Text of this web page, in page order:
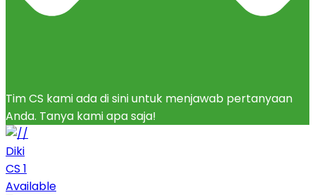
Tim CS kami ada di sini untuk menjawab pertanyaan
Anda. Tanya kami apa saja!
Diki
CS 1
Available